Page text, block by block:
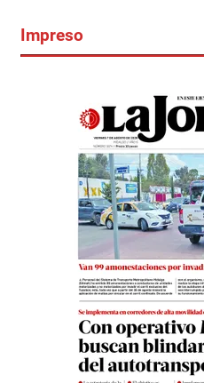
Impreso